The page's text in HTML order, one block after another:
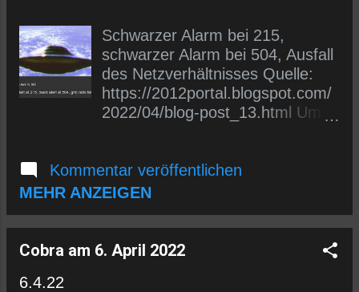
Verteiler (siehe links) eintragen
oder uns auf Telegram folgen.
https://t.me/wlmmgermancobrap
osts
Schwarzer Alarm bei 215,
schwarzer Alarm bei 504, Ausfall
des Netzverhältnisses Quelle:
https://2012portal.blogspot.com/
2022/04/blog-post_13.html Um
werden, kannst du dich entweder
in den E-Mail-Verteiler (siehe
Telegram folgen.
https://t.me/wlmmgermancobrap
Kommentar veröffentlichen
MEHR ANZEIGEN
Cobra am 6. April 2022
6.4.22